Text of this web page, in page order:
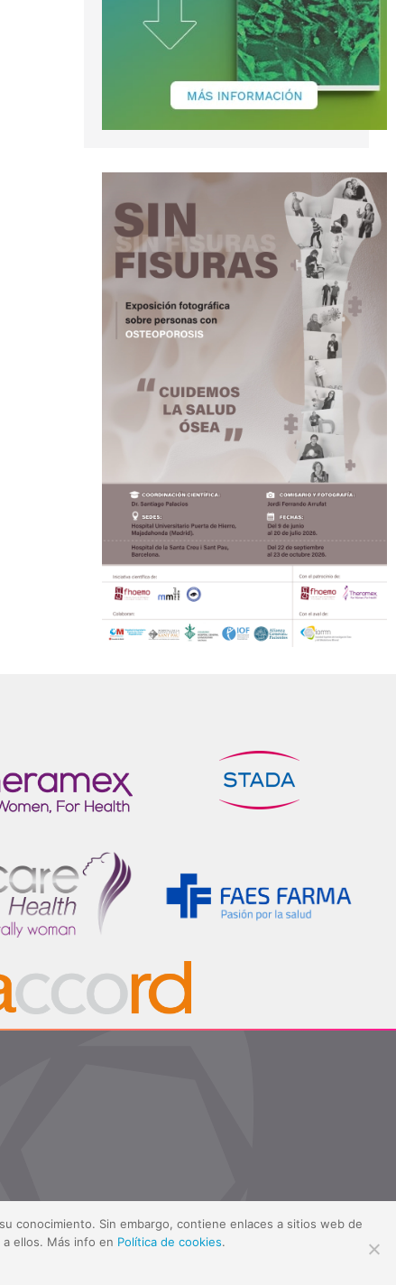
conocimiento. Sin embargo, contiene enlaces a sitios web de
ellos. Más info en Política de cookies.